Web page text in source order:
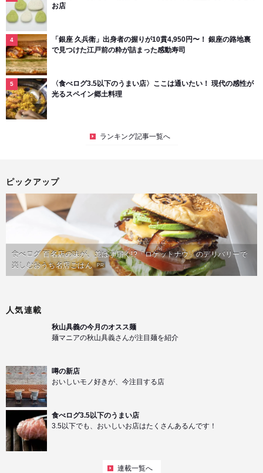
お店
「銀座 久兵衛」出身者の握りが10貫4,950円〜！ 銀座の路地裏
で見つけた江戸前の粋が詰まった感動寿司
〈食べログ3.5以下のうまい店〉ここは通いたい！ 現代の感性が
光るスペイン郷土料理
ランキング記事一覧へ
ピックアップ
食べログ 百名店の味が、並ばず届く!?「ロケットナウ」のデリバリーで
楽しむおうち名店ごはん PR
人気連載
秋山具義の今月のオスス麺
麺マニアの秋山具義さんが注目麺を紹介
噂の新店
おいしいモノ好きが、今注目する店
食べログ3.5以下のうまい店
3.5以下でも、おいしいお店はたくさんあるんです！
連載一覧へ